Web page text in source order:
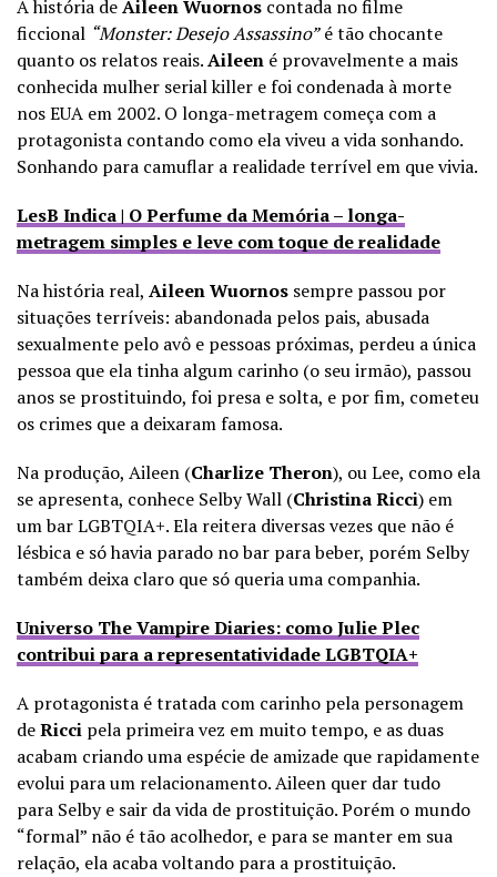
A história deAileen Wuornos contada no filme
ficcional “Monster: Desejo Assassino”é tão chocante
quanto os relatos reais.Aileen é provavelmente a mais
conhecida mulher serial killer e foi condenada à morte
nos EUA em 2002. O longa-metragem começa com a
protagonista contando como ela viveu a vida sonhando.
Sonhando para camuflar a realidade terrível em que vivia.
LesB Indica | O Perfume da Memória – longa-
metragem simples e leve com toque de realidade
Na história real, Aileen Wuornos sempre passou por
situações terríveis: abandonada pelos pais, abusada
sexualmente pelo avô e pessoas próximas, perdeu a única
pessoa que ela tinha algum carinho (o seu irmão), passou
anos se prostituindo, foi presa e solta, e por fim, cometeu
os crimes que a deixaram famosa.
Na produção, Aileen (Charlize Theron), ou Lee, como ela
se apresenta, conhece Selby Wall (Christina Ricci) em
um bar LGBTQIA+. Ela reitera diversas vezes que não é
lésbica e só havia parado no bar para beber, porém Selby
também deixa claro que só queria uma companhia.
Universo The Vampire Diaries: como Julie Plec
contribui para a representatividade LGBTQIA+
A protagonista é tratada com carinho pela personagem
deRicci pela primeira vez em muito tempo, e as duas
acabam criando uma espécie de amizade que rapidamente
evolui para um relacionamento. Aileen quer dar tudo
para Selby e sair da vida de prostituição. Porém o mundo
“formal” não é tão acolhedor, e para se manter em sua
relação, ela acaba voltando para a prostituição.